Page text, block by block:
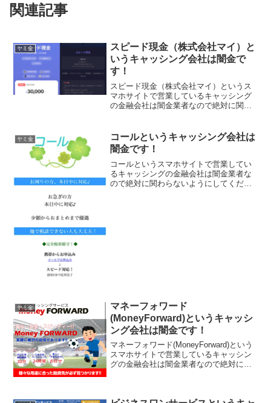
関連記事
ヤミ金
スピード現金（株式会社マイ）と
いうキャッシング会社は闇金で
す！
スピード現金（株式会社マイ）というス
マホサイトで営業しているキャッシング
の金融会社は闇金業者なので絶対に関わ
資！身分証だけでOK、在籍確認なし、累
計10万DLで3～...
ヤミ金
コールというキャッシング会社は
闇金です！
コールというスマホサイトで営業してい
るキャッシングの金融会社は闇金業者な
ので絶対に関わらないようにしてくださ
ヤミ金
マネーフォワード
(MoneyForward)というキャッシ
ング会社は闇金です！
マネーフォワード(MoneyForward)という
スマホサイトで営業しているキャッシン
グの金融会社は闇金業者なので絶対に関